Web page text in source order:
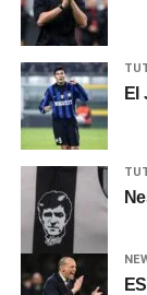
El